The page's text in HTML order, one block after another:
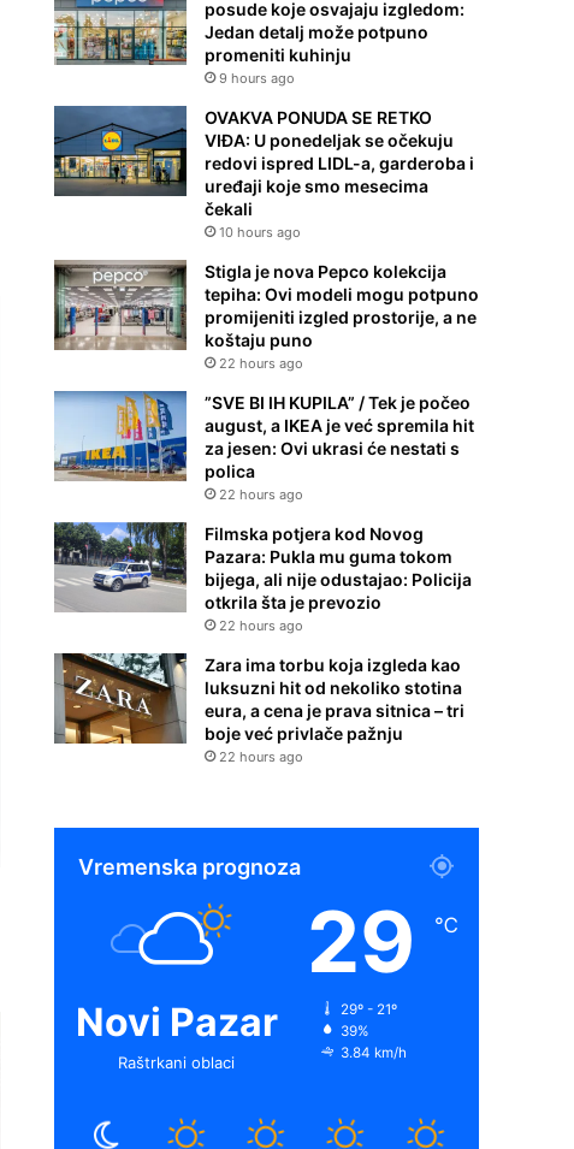
posude koje osvajaju izgledom:
Jedan detalj može potpuno
promeniti kuhinju
9 hours ago
OVAKVA PONUDA SE RETKO
VIĐA: U ponedeljak se očekuju
redovi ispred LIDL-a, garderoba i
uređaji koje smo mesecima
čekali
10 hours ago
Stigla je nova Pepco kolekcija
tepiha: Ovi modeli mogu potpuno
promijeniti izgled prostorije, a ne
koštaju puno
22 hours ago
”SVE BI IH KUPILA” / Tek je počeo
august, a IKEA je već spremila hit
za jesen: Ovi ukrasi će nestati s
polica
22 hours ago
Filmska potjera kod Novog
Pazara: Pukla mu guma tokom
bijega, ali nije odustajao: Policija
otkrila šta je prevozio
22 hours ago
Zara ima torbu koja izgleda kao
luksuzni hit od nekoliko stotina
eura, a cena je prava sitnica – tri
boje već privlače pažnju
22 hours ago
Vremenska prognoza
Novi Pazar
Raštrkani oblaci
29 ℃
29º - 21º
39%
3.84 km/h